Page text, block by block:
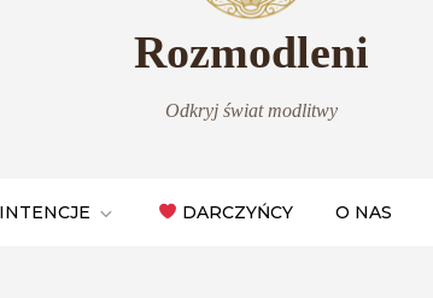
Rozmodleni
Odkryj świat modlitwy
INTENCJE DARCZYŃCY O NAS